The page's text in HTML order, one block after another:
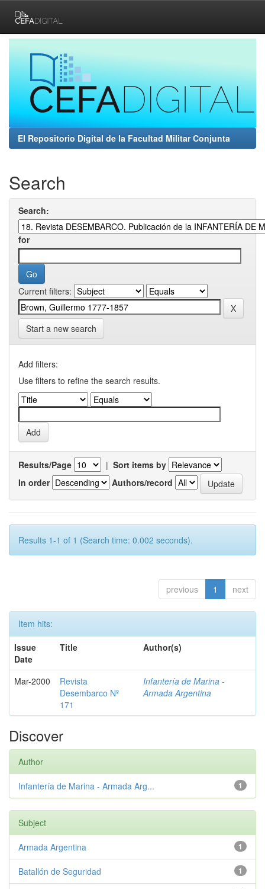
navigation
El Repositorio Digital de la Facultad Militar Conjunta
Search
Search:
for
Current filters:
Start a new search
Add filters:
Use filters to refine the search results.
Results/Page | Sort items by
In order
Authors/record
Results 1-1 of 1 (Search time: 0.002 seconds).
previous 1 next
Item hits:
Issue
Date
Title Author(s)
Mar-2000
Revista
Desembarco Nº
171
Infantería de Marina -
Armada Argentina
Discover
Author
1
Infantería de Marina - Armada Arg...
Subject
1
Armada Argentina
1
Batallón de Seguridad